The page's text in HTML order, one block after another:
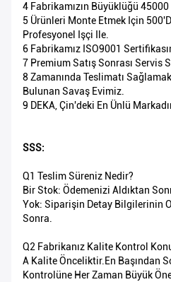
4 Fabrikamızın Büyüklüğü
5 Ürünleri Monte Etmek Için
Profesyonel Işçi Ile.
6 Fabrikamız ISO9001
7 Premium Satış Sonrası Servis
8 Zamanında Teslimatı
Bulunan Savaş Evimiz.
9 DEKA, Çin'deki En Ünlü
SSS:
Q1 Teslim Süreniz Nedir?
Bir Stok: Ödemenizi Aldıktan
Yok: Siparişin Detay Bilgilerinin
Sonra.
Q2 Fabrikanız Kalite Kontrol
A Kalite Önceliktir.En Başından
Kontrolüne Her Zaman Büyük